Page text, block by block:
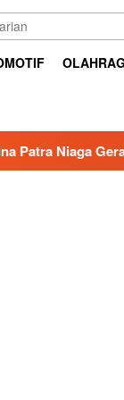
Cepat,